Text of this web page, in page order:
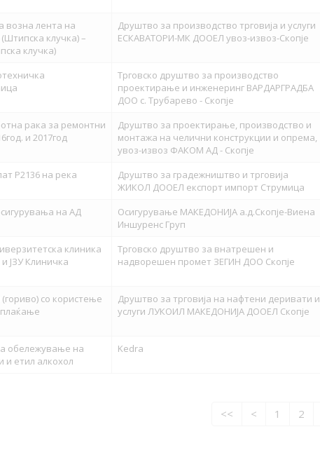
возна лента на
клучка) –
клучка)
Друштво за производство трговија и услуги
ЕСКАВАТОРИ-МК ДООЕЛ увоз-извоз-Скопје
Трговско друштво за производство
проектирање и инженеринг ВАРДАРГРАДБА
ДОО с. Трубарево - Скопје
рака за ремонтни
и 2017год
Друштво за проектирање, производство и
монтажа на челични конструкции и опрема,
увоз-извоз ФАКОМ АД - Скопје
Р2136 на река
Друштво за градежништво и трговија
ЖИКОЛ ДООЕЛ експорт импорт Струмица
на АД
Осигурување МАКЕДОНИЈА а.д.Скопје-Виена
Иншуренс Груп
клиника
ЈЗУ Клиничка
Трговско друштво за внатрешен и
надворешен промет ЗЕГИН ДОО Скопје
со користење
Друштво за трговија на нафтени деривати и
услуги ЛУКОИЛ МАКЕДОНИЈА ДООЕЛ Скопје
обележување на
и етил алкохол
Kedra
<< < 1 2